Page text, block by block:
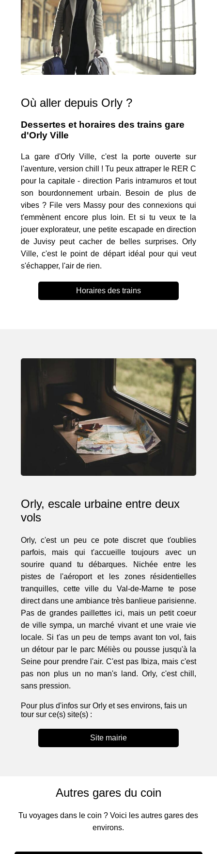
Où aller depuis Orly ?
Dessertes et horaires des trains gare
d'Orly Ville
La gare d'Orly Ville, c'est la porte ouverte sur
l'aventure, version chill ! Tu peux attraper le RER C
pour la capitale - direction Paris intramuros et tout
son bourdonnement urbain. Besoin de plus de
vibes ? File vers Massy pour des connexions qui
t'emmènent encore plus loin. Et si tu veux te la
jouer explorateur, une petite escapade en direction
de Juvisy peut cacher de belles surprises. Orly
Ville, c'est le point de départ idéal pour qui veut
s'échapper, l'air de rien.
Horaires des trains
Orly, escale urbaine entre deux
vols
Orly, c'est un peu ce pote discret que t'oublies
parfois, mais qui t'accueille toujours avec un
sourire quand tu débarques. Nichée entre les
pistes de l'aéroport et les zones résidentielles
tranquilles, cette ville du Val-de-Marne te pose
direct dans une ambiance très banlieue parisienne.
Pas de grandes paillettes ici, mais un petit coeur
de ville sympa, un marché vivant et une vraie vie
locale. Si t'as un peu de temps avant ton vol, fais
un détour par le parc Méliès ou pousse jusqu'à la
Seine pour prendre l'air. C'est pas Ibiza, mais c'est
pas non plus un no man's land. Orly, c'est chill,
sans pression.
Pour plus d'infos sur Orly et ses environs, fais un
tour sur ce(s) site(s) :
Site mairie
Autres gares du coin
Tu voyages dans le coin ? Voici les autres gares des
environs.